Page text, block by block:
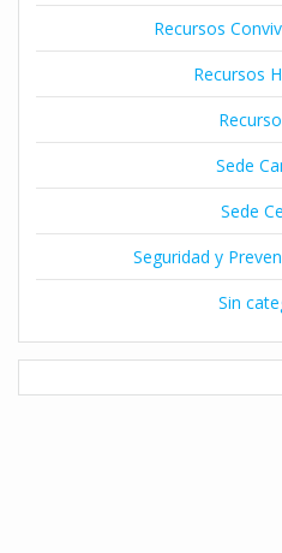
Recursos
Recursos
Sede
Sede
Seguridad y
Sin